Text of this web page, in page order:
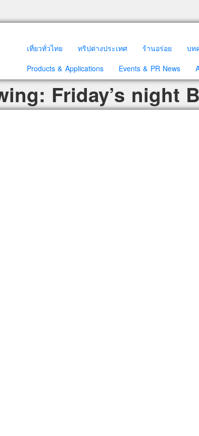
เที่ยวทั่วไทย ทริปต่างประเทศ ร้านอร่อย บท
Products & Applications
Events & PR News
Friday’s night